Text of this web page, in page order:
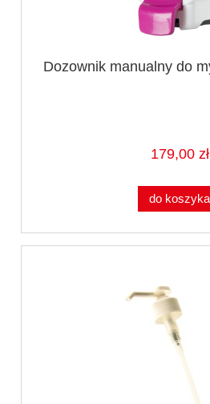
Dozownik manualny do
179,00 zł
do koszyka